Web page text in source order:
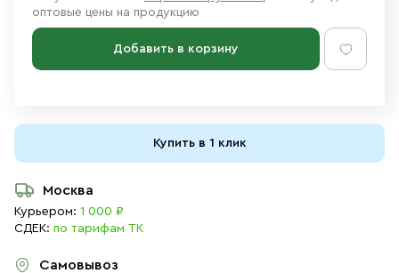
оптовые цены на продукцию
Добавить в корзину
Купить в 1 клик
Москва
Курьером: 1 000 ₽
СДЕК: по тарифам ТК
Самовывоз